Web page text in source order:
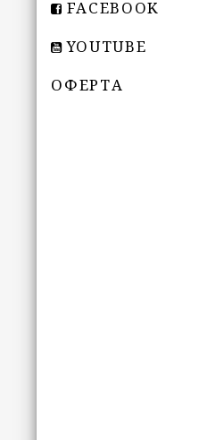
FACEBOOK
YOUTUBE
ОФЕРТА